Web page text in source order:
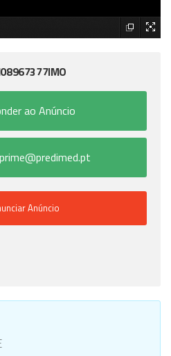
ao Anúncio
Anúncio